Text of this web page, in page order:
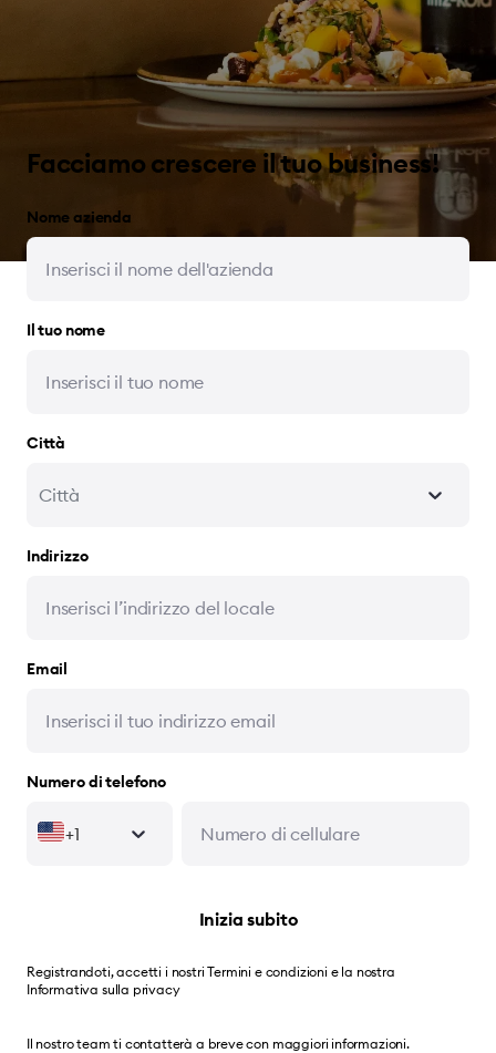
Facciamo crescere il tuo business!
Nome azienda
Il tuo nome
Città
Città
Indirizzo
Email
Numero di telefono
+1
Inizia subito
Registrandoti, accetti i nostriTermini e condizioni e la nostra
Informativa sulla privacy
Il nostro team ti contatterà a breve con maggiori informazioni.